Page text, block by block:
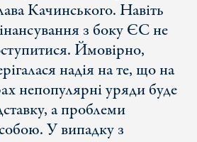
Качинського. Навіть
з боку ЄС не
Ймовірно,
надія на те, що на
непопулярні уряди буде
а проблеми
У випадку з